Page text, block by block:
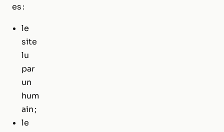
es :
le
site
lu
par
un
hum
ain ;
le